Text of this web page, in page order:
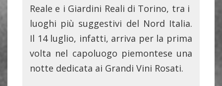
Reale e i Giardini Reali di Torino, tra i
luoghi più suggestivi del Nord Italia.
Il 14 luglio, infatti, arriva per la prima
volta nel capoluogo piemontese una
notte dedicata ai Grandi Vini Rosati.